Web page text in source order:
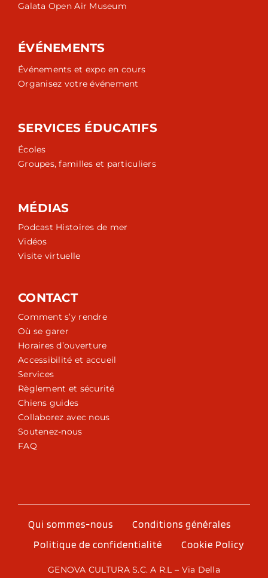
Galata Open Air Museum
ÉVÉNEMENTS
Événements et expo en cours
Organisez votre événement
SERVICES ÉDUCATIFS
Écoles
Groupes, familles et particuliers
MÉDIAS
Podcast Histoires de mer
Vidéos
Visite virtuelle
CONTACT
Comment s’y rendre
Où se garer
Horaires d’ouverture
Accessibilité et accueil
Services
Règlement et sécurité
Chiens guides
Collaborez avec nous
Soutenez-nous
FAQ
Qui sommes-nous
Conditions générales
Politique de confidentialité
Cookie Policy
GENOVA CULTURA S.C. A R.L – Via Della